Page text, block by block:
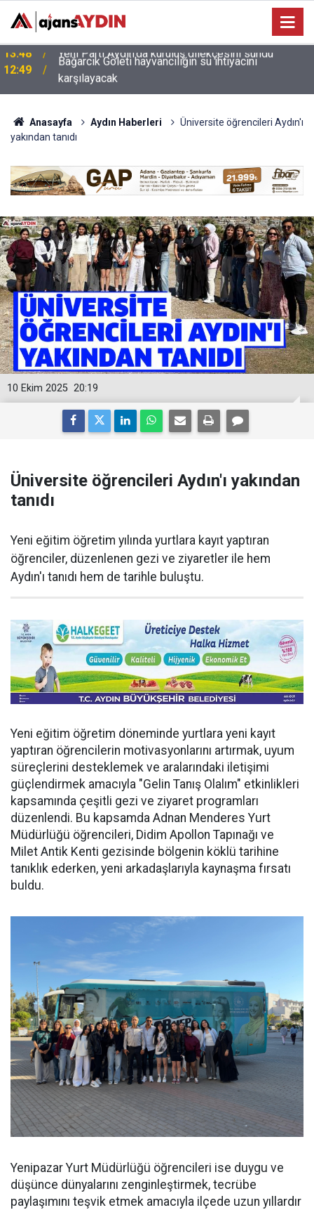
12:49
Bağarcık Göleti hayvancılığın su ihtiyacını
karşılayacak
Anasayfa Aydın Haberleri
Üniversite öğrencileri Aydın'ı
yakından tanıdı
20:19
10 Ekim 2025
Üniversite öğrencileri Aydın'ı yakından
tanıdı
Yeni eğitim öğretim yılında yurtlara kayıt yaptıran
öğrenciler, düzenlenen gezi ve ziyaretler ile hem
Aydın'ı tanıdı hem de tarihle buluştu.
Yeni eğitim öğretim döneminde yurtlara yeni kayıt
yaptıran öğrencilerin motivasyonlarını artırmak, uyum
süreçlerini desteklemek ve aralarındaki iletişimi
güçlendirmek amacıyla "Gelin Tanış Olalım" etkinlikleri
kapsamında çeşitli gezi ve ziyaret programları
düzenlendi. Bu kapsamda Adnan Menderes Yurt
Müdürlüğü öğrencileri, Didim Apollon Tapınağı ve
Milet Antik Kenti gezisinde bölgenin köklü tarihine
tanıklık ederken, yeni arkadaşlarıyla kaynaşma fırsatı
buldu.
Yenipazar Yurt Müdürlüğü öğrencileri ise duygu ve
düşünce dünyalarını zenginleştirmek, tecrübe
paylaşımını teşvik etmek amacıyla ilçede uzun yıllardır